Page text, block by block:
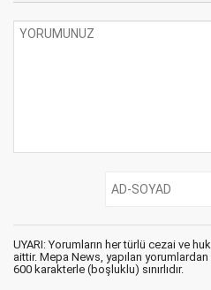
UYARI: Yorumların her türlü cezai ve
aittir. Mepa News, yapılan
600 karakterle (boşluklu) sınırlıdır.